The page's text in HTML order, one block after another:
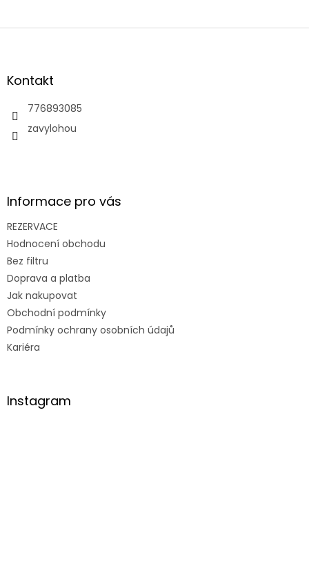
Z
aKontakt
776893085
zavylohou
Informace pro vás
REZERVACE
Hodnocení obchodu
Bez filtru
Doprava a platba
Jak nakupovat
Obchodní podmínky
Podmínky ochrany osobních údajů
Kariéra
Instagram